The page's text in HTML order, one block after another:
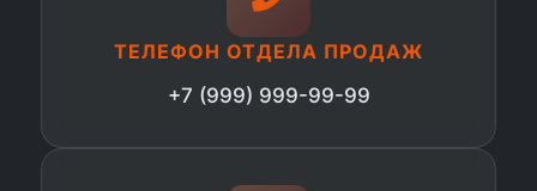
ТЕЛЕФОН ОТДЕЛА ПРОДАЖ
+7 (999) 999-99-99